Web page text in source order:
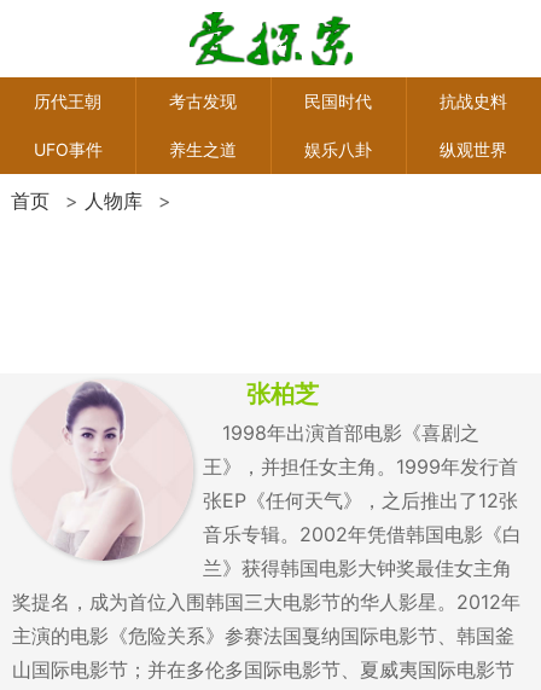
历代王朝 考古发现 民国时代 抗战史料
UFO事件 养生之道 娱乐八卦 纵观世界
首页 > 人物库 >
张柏芝
1998年出演首部电影《喜剧之
王》，并担任女主角。1999年发行首
张EP《任何天气》，之后推出了12张
音乐专辑。2002年凭借韩国电影《白
兰》获得韩国电影大钟奖最佳女主角
奖提名，成为首位入围韩国三大电影节的华人影星。2012年
主演的电影《危险关系》参赛法国戛纳国际电影节、韩国釜
山国际电影节；并在多伦多国际电影节、夏威夷国际电影节